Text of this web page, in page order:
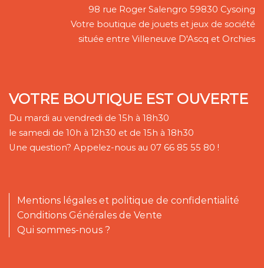
98 rue Roger Salengro 59830 Cysoing
Votre boutique de jouets et jeux de société
située entre Villeneuve D'Ascq et Orchies
VOTRE BOUTIQUE EST OUVERTE
Du mardi au vendredi de 15h à 18h30
le samedi de 10h à 12h30 et de 15h à 18h30
Une question? Appelez-nous au 07 66 85 55 80 !
Mentions légales et politique de confidentialité
Conditions Générales de Vente
Qui sommes-nous ?